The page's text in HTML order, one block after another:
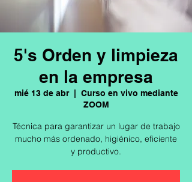
5's Orden y limpieza
en la empresa
mié 13 de abr
  |
Curso en vivo mediante
ZOOM
Técnica para garantizar un lugar de trabajo
mucho más ordenado, higiénico, eficiente
y productivo.